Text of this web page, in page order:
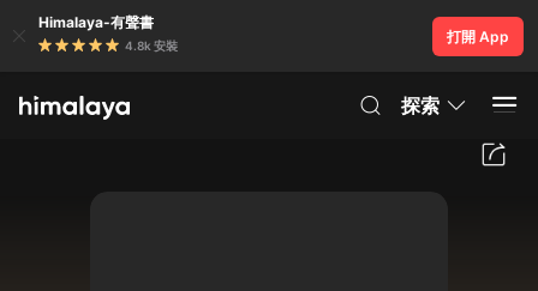
Himalaya-有聲書
4.8k 安裝
打開 App
探索